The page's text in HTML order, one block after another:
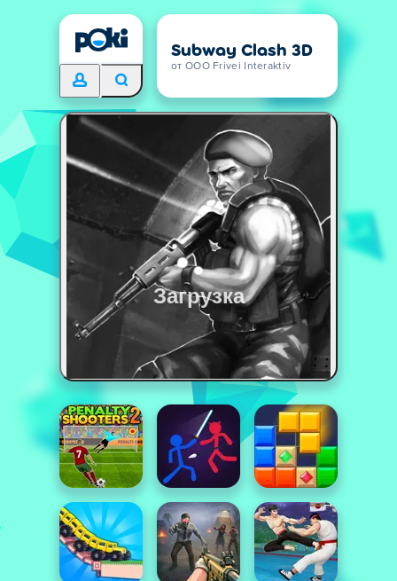
Subway Clash 3D
от OOO Frivei Interaktiv
Загрузка